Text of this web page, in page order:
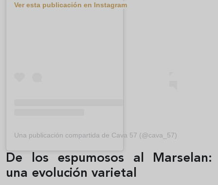
Ver esta publicación en Instagram
Una publicación compartida de Cava 57 (@cava_57)
De los espumosos al Marselan:
una evolución varietal